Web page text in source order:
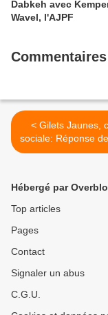
Dabkeh avec
Wavel, l'AJPF
Commentaires
< Gilets Jaunes, colère
sociale: Réponse de
Roussel au premier
Hébergé par
Top articles
Pages
Contact
Signaler un abus
C.G.U.